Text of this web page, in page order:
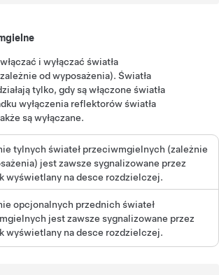
i wyłączać światła
od wyposażenia). Światła
tylko, gdy są włączone światła
wyłączenia reflektorów światła
są wyłączane.
tylnych świateł przeciwmgielnych (zależnie
jest zawsze sygnalizowane przez
wyświetlany na desce rozdzielczej.
opcjonalnych przednich świateł
jest zawsze sygnalizowane przez
wyświetlany na desce rozdzielczej.